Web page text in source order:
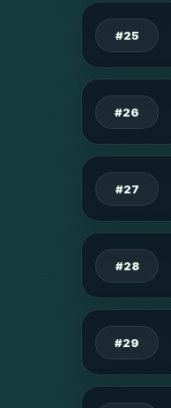
#25
#26
#27
#28
#29